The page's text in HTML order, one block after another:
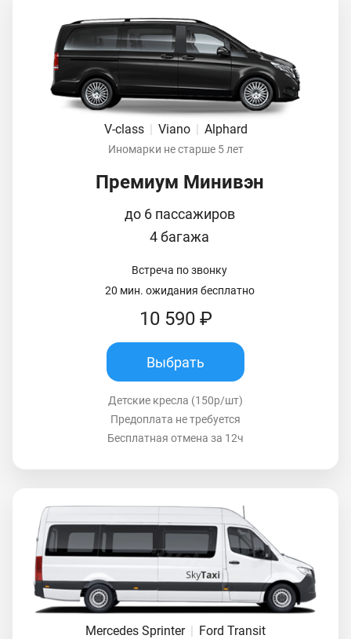
V-class Viano Alphard
Иномарки не старше 5 лет
Премиум Минивэн
до 6 пассажиров
4 багажа
Встреча по звонку
20 мин. ожидания бесплатно
10 590 ₽
Выбрать
Детские кресла (150р/шт)
Предоплата не требуется
Бесплатная отмена за 12ч
Mercedes Sprinter | Ford Transit